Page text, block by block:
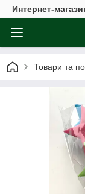
Интернет-
Товари та